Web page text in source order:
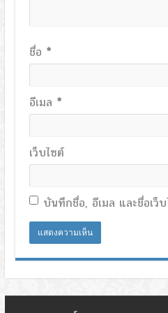
ชื่อ *
อีเมล *
เว็บไซต์
บันทึกชื่อ, อีเมล และชื่อเว็